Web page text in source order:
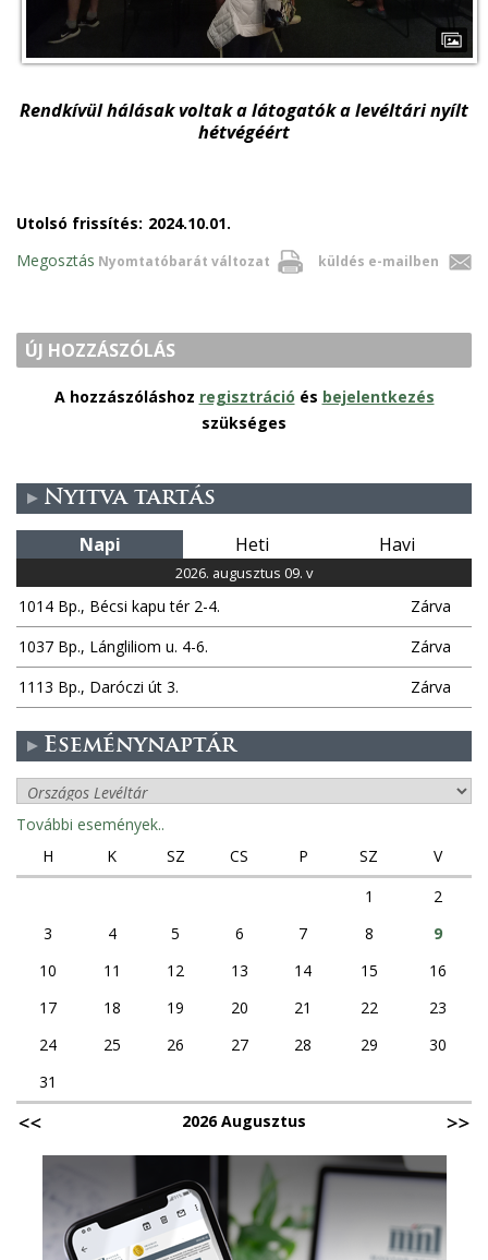
Rendkívül hálásak voltak a látogatók a levéltári nyílt
hétvégéért
Utolsó frissítés: 2024.10.01.
Nyomtatóbarát változat küldés e-mailben
Megosztás
ÚJ HOZZÁSZÓLÁS
A hozzászóláshoz regisztráció és bejelentkezés
szükséges
Nyitva tartás
Napi Heti Havi
2026. augusztus 09. v
1014 Bp., Bécsi kapu tér 2-4.
Zárva
1037 Bp., Lángliliom u. 4-6.
Zárva
1113 Bp., Daróczi út 3.
Zárva
Eseménynaptár
További események..
H
K SZ CS P SZ
V
1
2
3
4 5 6 7 8
9
10
11 12 13 14 15
16
17
18 19 20 21 22
23
24
25 26 27 28 29
30
31
2026 Augusztus